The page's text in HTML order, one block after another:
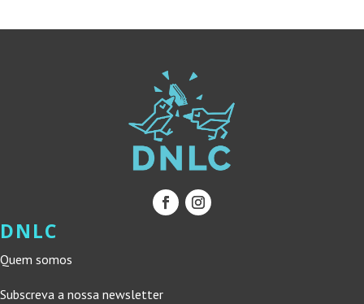
DNLC
Quem somos
Subscreva a nossa newsletter